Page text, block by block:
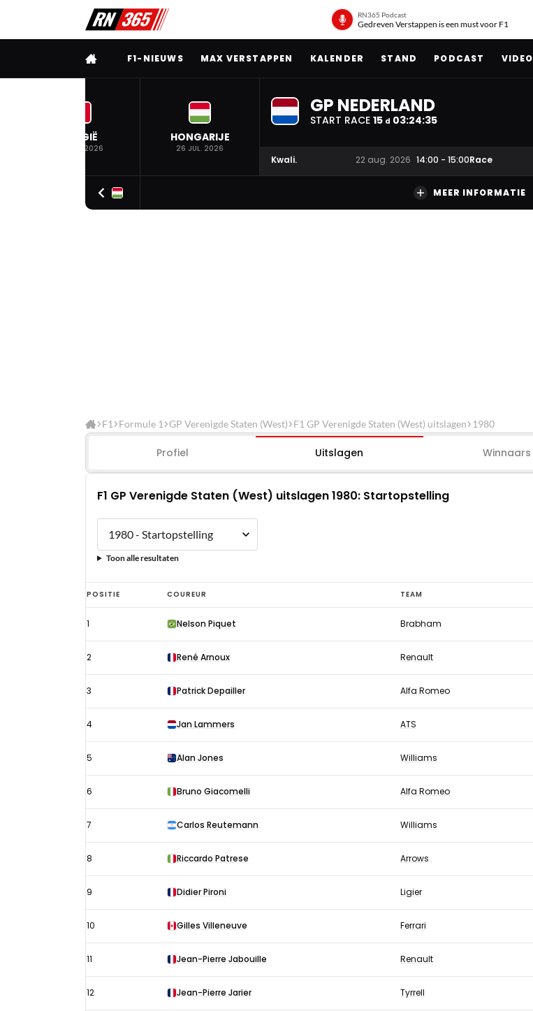
RN365 Podcast
Gedreven Verstappen is een must voor F1
VOLLEDIG MENU
F1-NIEUWS MAX VERSTAPPEN KALENDER STAND PODCAST VIDEO
BELGIË
19 JUL. 2026
HONGARIJE
26 JUL. 2026
GP NEDERLAND
START RACE 15 d 03:24:34
Kwali. 22 aug. 2026 14:00 - 15:00Race
MEER INFORMATIE
F1 Formule 1 GP Verenigde Staten (West) F1 GP Verenigde Staten (West) uitslagen 1980
Profiel Uitslagen Winnaars
F1 GP Verenigde Staten (West) uitslagen 1980: Startopstelling
Toon alle resultaten
F1
GP
Verenigde
Staten
uitslagen
1980:
Startopstelling
POSITIE COUREUR TEAM
1 Nelson Piquet Brabham
2 René Arnoux Renault
3 Patrick Depailler Alfa Romeo
4 Jan Lammers ATS
5 Alan Jones Williams
6 Bruno Giacomelli Alfa Romeo
7 Carlos Reutemann Williams
8 Riccardo Patrese Arrows
9 Didier Pironi Ligier
10 Gilles Villeneuve Ferrari
11 Jean-Pierre Jabouille Renault
12 Jean-Pierre Jarier Tyrrell